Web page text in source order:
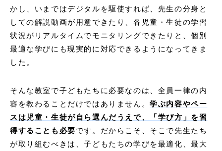
かし、いまではデジタルを駆使すれば、先生の分身と
しての解説動画が用意できたり、各児童・生徒の学習
状況がリアルタイムでモニタリングできたりと、個別
最適な学びにも現実的に対応できるようになってきま
した。
そんな教室で子どもたちに必要なのは、全員一律の内
容を教わることだけではありません。学ぶ内容やペー
スは児童・生徒が自ら選んだうえで、「学び方」を習
得することも必要です。だからこそ、そこで先生たち
が取り組むべきは、子どもたちの学びを最適化、最大